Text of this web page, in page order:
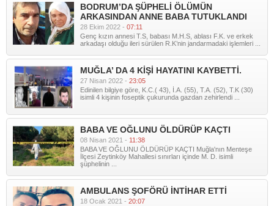
BODRUM’DA ŞÜPHELİ ÖLÜMÜN
ARKASINDAN ANNE BABA TUTUKLANDI
28 Ekim 2022 - 07:11
Genç kızın annesi T.S, babası M.H.S, ablası F.K. ve erkek
arkadaşı olduğu ileri sürülen R.K’nin jandarmadaki işlemleri ...
MUĞLA’ DA 4 KİŞİ HAYATINI KAYBETTİ.
27 Nisan 2022 - 23:05
Edinilen bilgiye göre, K.C.( 43), İ.A. (55), T.A. (52), T.K (30)
isimli 4 kişinin foseptik çukurunda gazdan zehirlendi ...
BABA VE OĞLUNU ÖLDÜRÜP KAÇTI
08 Nisan 2021 - 11:38
BABA VE OĞLUNU ÖLDÜRÜP KAÇTI Muğla'nın Menteşe
İlçesi Zeytinköy Mahallesi sınırları içinde M. D. isimli
şüphelinin ...
AMBULANS ŞOFÖRÜ İNTİHAR ETTİ
18 Ocak 2021 - 20:07